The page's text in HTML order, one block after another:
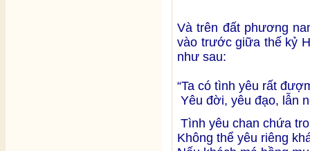
Và trên đất phương
vào trước giữa thế kỷ
như sau:
“Ta có tình yêu rất
Yêu đời, yêu đạo, lẫn
Tình yêu chan chứa
Không thể yêu riêng